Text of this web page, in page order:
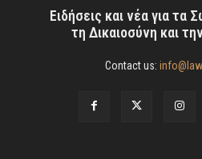
Ειδήσεις και νέα για τα
τη Δικαιοσύνη και
Contact us: